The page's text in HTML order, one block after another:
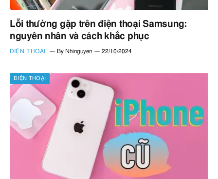
Lỗi thường gặp trên điện thoại Samsung:
nguyên nhân và cách khắc phục
ĐIỆN THOẠI By Nhinguyen 22/10/2024
ĐIỆN THOẠI